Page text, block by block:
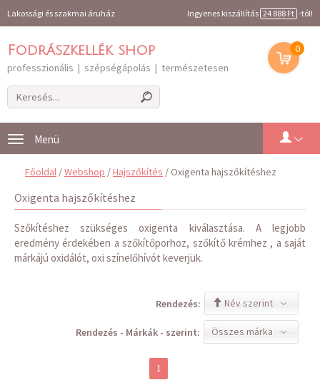
Lakossági és szakmai áruház Ingyenes kiszállítás 24 888 Ft -tól!
Fodrászkellék shop
professzionális | szépségápolás | természetesen
0
Toggle
navigation
Főoldal /Webshop /Hajszőkítés / Oxigenta hajszőkítéshez
Oxigenta hajszőkítéshez
Szőkítéshez szükséges oxigenta kiválasztása. A legjobb
eredmény érdekében a szőkítőporhoz, szőkítő krémhez , a saját
márkájú oxidálót, oxi színelőhívót keverjük.
Név szerint
Rendezés:
Összes márka
Rendezés - Márkák - szerint:
1